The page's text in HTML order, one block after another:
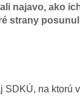
najavo, ako
na